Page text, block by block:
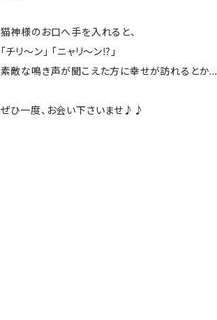
猫神様のお口へ手を入れると、
「チリ〜ン」 「ニャリ〜ン⁉︎」
素敵な鳴き声が聞こえた方に幸せが訪れるとか…
ぜひ一度、お会い下さいませ♪♪